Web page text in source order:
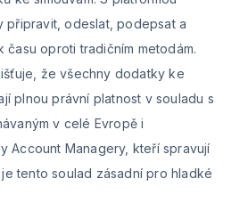
připravit, odeslat, podepsat a
času oproti tradičním metodám.
že všechny dodatky ke
plnou právní platnost v souladu s
v celé Evropě i
Account Managery, kteří spravují
tento soulad zásadní pro hladké